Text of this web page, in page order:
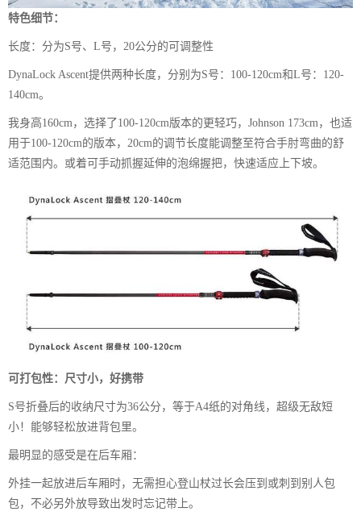
特色细节：
长度：分为S号、L号，20公分的可调整性
DynaLock Ascent提供两种长度，分别为S号：100-120cm和L号：120-
140cm。
我身高160cm，选择了100-120cm版本的更轻巧，Johnson 173cm，也适
用于100-120cm的版本，20cm的调节长度能调整至符合手肘弯曲的舒
适范围内。或着可手动抓握延伸的泡绵握把，快速适应上下坡。
可打包性：尺寸小，好携带
S号折叠后的收纳尺寸为36公分，等于A4纸的对角线，超级无敌短
小！能够轻松放进背包里。
最明显的感受是在后车厢：
外挂一起放进后车厢时，无需担心登山杖过长会压到或刺到别人包
包，不必另外放导致出发时忘记带上。